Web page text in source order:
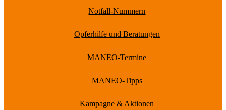
Notfall-Nummern
Opferhilfe und Beratungen
MANEO-Termine
MANEO-Tipps
Kampagne & Aktionen